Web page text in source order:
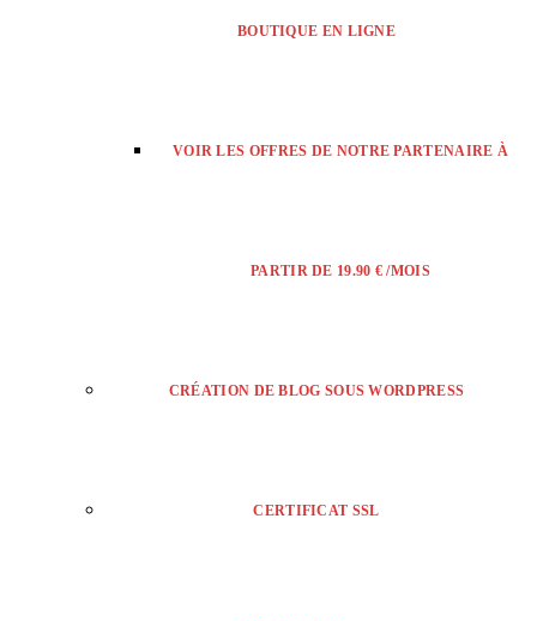
BOUTIQUE EN LIGNE
VOIR LES OFFRES DE NOTRE PARTENAIRE À
PARTIR DE 19.90 € /MOIS
CRÉATION DE BLOG SOUS WORDPRESS
CERTIFICAT SSL